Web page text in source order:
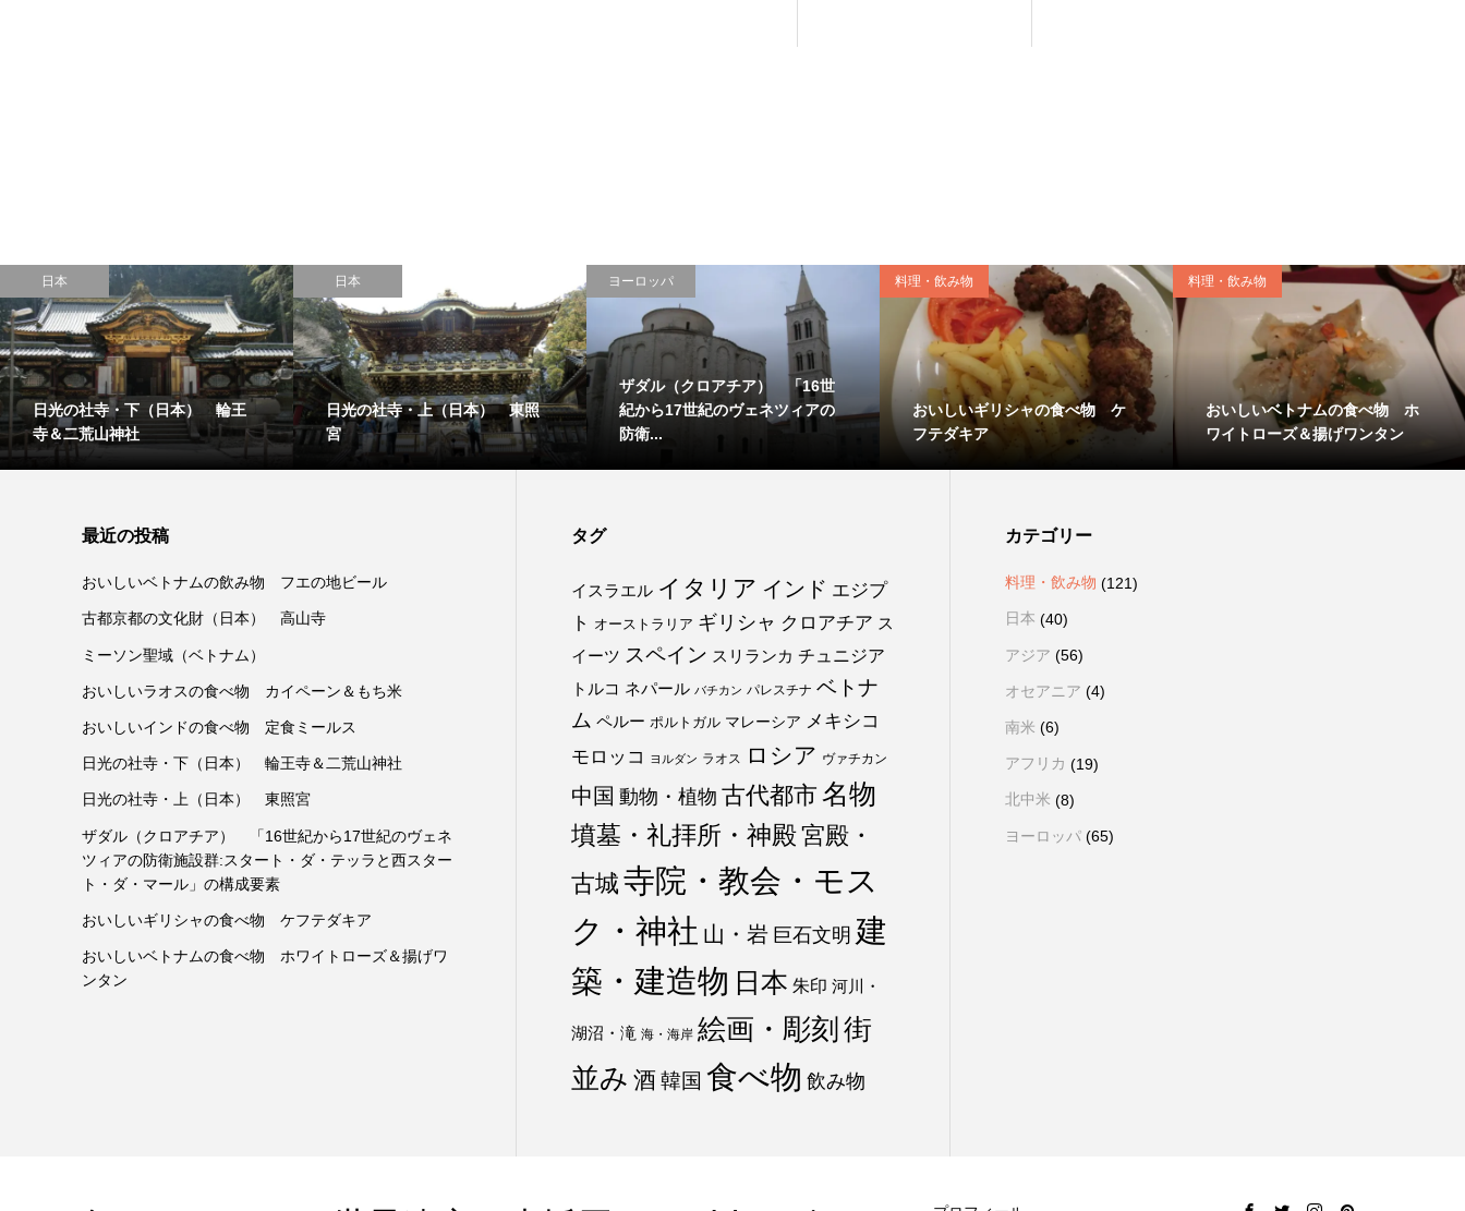
日本
日光の社寺・下（日本） 輪王
寺＆二荒山神社
日本
日光の社寺・上（日本） 東照
宮
ヨーロッパ
ザダル（クロアチア） 「16世
紀から17世紀のヴェネツィアの
防衛...
料理・飲み物
おいしいギリシャの食べ物 ケ
フテダキア
料理・飲み物
おいしいベトナムの食べ物 ホ
ワイトローズ＆揚げワンタン
最近の投稿
おいしいベトナムの飲み物 フエの地ビール
古都京都の文化財（日本） 高山寺
ミーソン聖域（ベトナム）
おいしいラオスの食べ物 カイペーン＆もち米
おいしいインドの食べ物 定食ミールス
日光の社寺・下（日本） 輪王寺＆二荒山神社
日光の社寺・上（日本） 東照宮
ザダル（クロアチア） 「16世紀から17世紀のヴェネ
ツィアの防衛施設群:スタート・ダ・テッラと西スター
ト・ダ・マール」の構成要素
おいしいギリシャの食べ物 ケフテダキア
おいしいベトナムの食べ物 ホワイトローズ＆揚げワ
ンタン
タグ
イスラエル イタリア インド エジプ
ト オーストラリア ギリシャ クロアチア ス
イーツ スペイン スリランカ チュニジア
トルコ ネパール バチカン パレスチナ ベトナ
ム ペルー ポルトガル マレーシア メキシコ
モロッコ
ヨルダン ラオス ロシア ヴァチカン
中国 動物・植物 古代都市 名物
墳墓・礼拝所・神殿宮殿・
古城 寺院・教会・モス
ク・神社 山・岩 巨石文明 建
築・建造物 日本 朱印 河川・
湖沼・滝 海・海岸 絵画・彫刻 街
並み 酒韓国 食べ物 飲み物
カテゴリー
料理・飲み物 (121)
日本 (40)
アジア (56)
オセアニア (4)
南米 (6)
アフリカ (19)
北中米 (8)
ヨーロッパ (65)